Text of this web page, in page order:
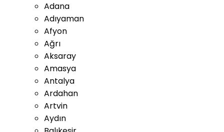
Adana
Adıyaman
Afyon
Ağrı
Aksaray
Amasya
Antalya
Ardahan
Artvin
Aydın